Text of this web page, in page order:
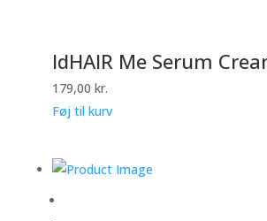
IdHAIR Me Serum
179,00 kr.
Føj til kurv